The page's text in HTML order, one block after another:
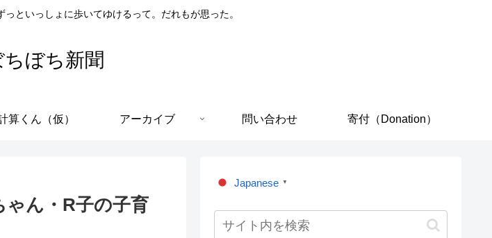
といっしょに歩いてゆけるって。だれもが思った。
ぼち新聞
算くん（仮） アーカイブ 問い合わせ 寄付（Donation）
ゃん・R子の子育
Japanese ▼